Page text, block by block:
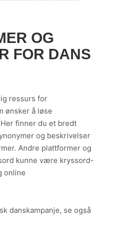
OG
FOR DANS
ressurs for
ønsker å løse
finner du et bredt
og beskrivelser
Andre plattformer og
kunne være kryssord-
online
danskampanje, se også